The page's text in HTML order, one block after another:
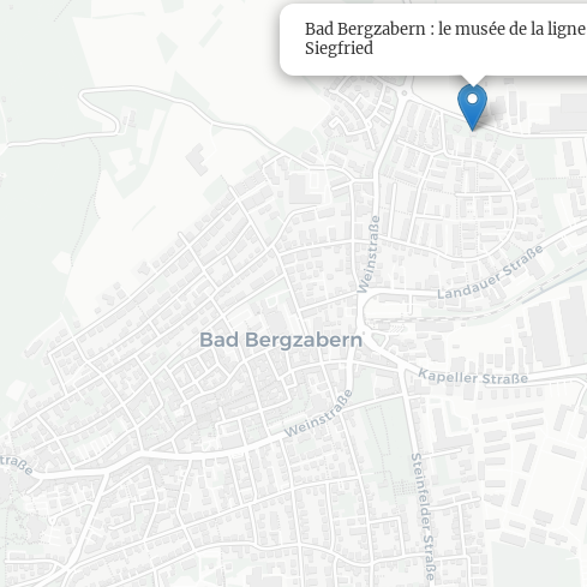
Bad Bergzabern : le musée de la ligne
Siegfried